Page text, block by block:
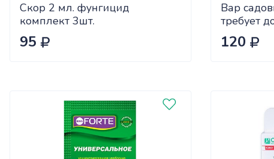
Скор 2 мл. фунгицид
комплект 3шт.
95
Вар
требует
120